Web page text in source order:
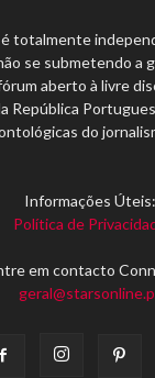
totalmente
se submetendo a
aberto à livre
República
do
Informações Úteis:
Política de
em contacto